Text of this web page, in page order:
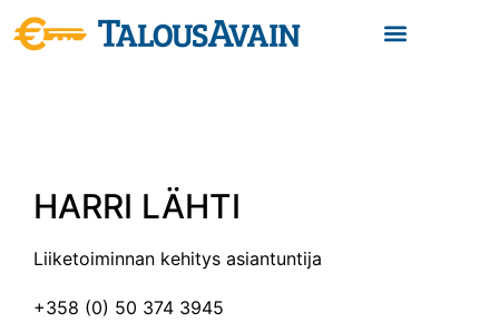
HARRI LÄHTI
Liiketoiminnan kehitys asiantuntija
+358 (0) 50 374 3945